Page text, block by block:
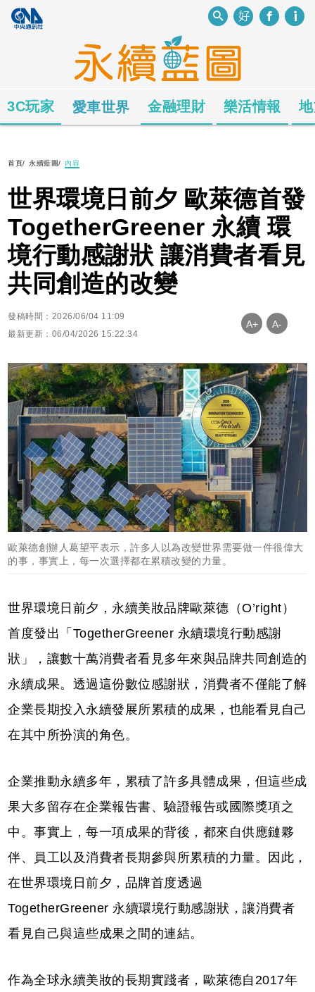
3C玩家 愛車世界 金融理財 樂活情報
首頁/ 永續藍圖/ 內容
世界環境日前夕 歐萊德首發
TogetherGreener 永續 環
境行動感謝狀 讓消費者看見
共同創造的改變
發稿時間：2026/06/04 11:09
最新更新：06/04/2026 15:22:34
A+ A-
歐萊德創辦人葛望平表示，許多人以為改變世界需要做一件很偉大
的事，事實上，每一次選擇都在累積改變的力量。
世界環境日前夕，永續美妝品牌歐萊德（O’right）
首度發出「TogetherGreener 永續環境行動感謝
狀」，讓數十萬消費者看見多年來與品牌共同創造的
永續成果。透過這份數位感謝狀，消費者不僅能了解
企業長期投入永續發展所累積的成果，也能看見自己
在其中所扮演的角色。
企業推動永續多年，累積了許多具體成果，但這些成
果大多留存在企業報告書、驗證報告或國際獎項之
中。事實上，每一項成果的背後，都來自供應鏈夥
伴、員工以及消費者長期參與所累積的力量。因此，
在世界環境日前夕，品牌首度透過
TogetherGreener 永續環境行動感謝狀，讓消費者
看見自己與這些成果之間的連結。
作為全球永續美妝的長期實踐者，歐萊德自2017年